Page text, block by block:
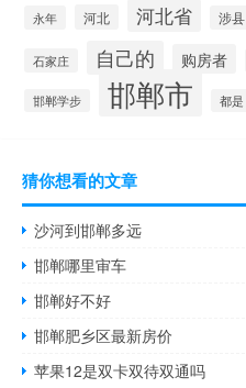
永年 河北 河北省 涉县
石家庄 自己的 购房者
邯郸学步 邯郸市 都是
猜你想看的文章
沙河到邯郸多远
邯郸哪里审车
邯郸好不好
邯郸肥乡区最新房价
苹果12是双卡双待双通吗